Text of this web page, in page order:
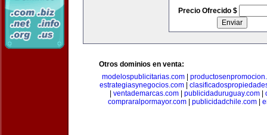
Precio Ofrecido $
Otros dominios en venta:
modelospublicitarias.com
estrategiasynegocios.com|
ventademarcas.com publicidaduruguay.com
compraralpormayor.com| publicidadchile.com|